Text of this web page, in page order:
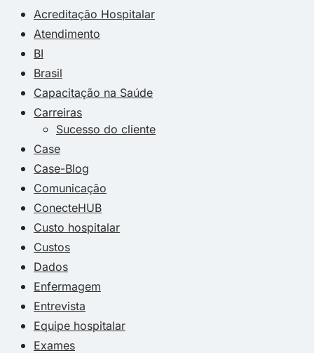
Acreditação Hospitalar
Atendimento
BI
Brasil
Capacitação na Saúde
Carreiras
Sucesso do cliente
Case
Case-Blog
Comunicação
ConecteHUB
Custo hospitalar
Custos
Dados
Enfermagem
Entrevista
Equipe hospitalar
Exames